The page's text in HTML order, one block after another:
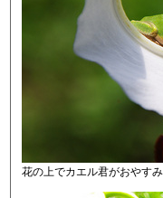
花の上でカエル君がおやす